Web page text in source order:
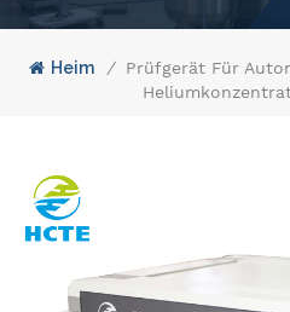
Heim / Prüfgerät Für